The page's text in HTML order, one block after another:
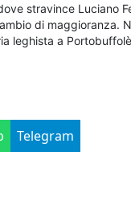
stravince Luciano
di maggioranza.
leghista a
Telegram